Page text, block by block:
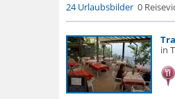
24 Urlaubsbilder 0
in